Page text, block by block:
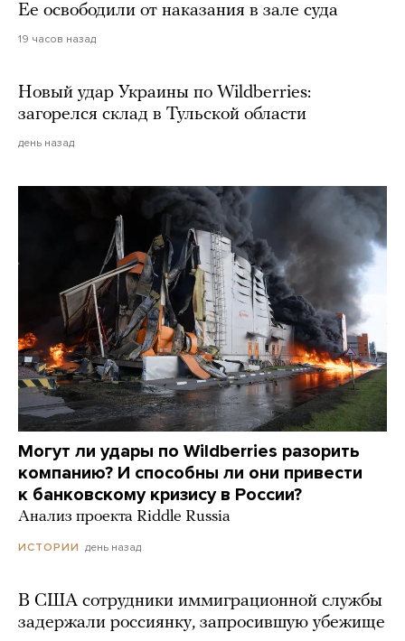
Ее освободили от наказания в зале суда
19 часов назад
Новый удар Украины по Wildberries:
загорелся склад в Тульской области
день назад
Могут ли удары по Wildberries разорить
компанию? И способны ли они привести
к банковскому кризису в России?
Анализ проекта Riddle Russia
ИСТОРИИ день назад
В США сотрудники иммиграционной службы
задержали россиянку, запросившую убежище